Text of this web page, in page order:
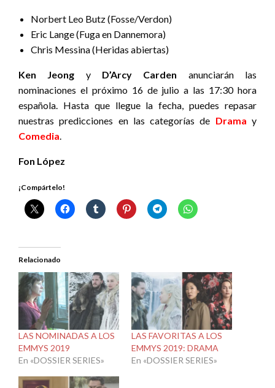
Norbert Leo Butz (Fosse/Verdon)
Eric Lange (Fuga en Dannemora)
Chris Messina (Heridas abiertas)
Ken Jeong y D’Arcy Carden anunciarán las
nominaciones el próximo 16 de julio a las 17:30 hora
española. Hasta que llegue la fecha, puedes repasar
nuestras predicciones en las categorías de Drama y
Comedia.
Fon López
¡Compártelo!
Relacionado
LAS NOMINADAS A LOS
EMMYS 2019
En «DOSSIER SERIES»
LAS FAVORITAS A LOS
EMMYS 2019: DRAMA
En «DOSSIER SERIES»